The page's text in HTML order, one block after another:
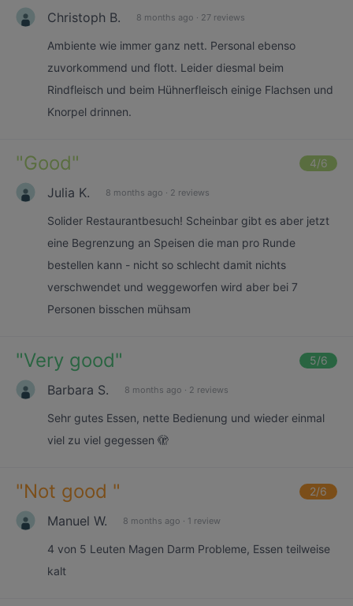
Christoph B. 8 months ago · 27 reviews
Ambiente wie immer ganz nett. Personal ebenso
zuvorkommend und flott. Leider diesmal beim
Rindfleisch und beim Hühnerfleisch einige Flachsen und
Knorpel drinnen.
"Good" 4/6
Julia K. 8 months ago · 2 reviews
Solider Restaurantbesuch! Scheinbar gibt es aber jetzt
eine Begrenzung an Speisen die man pro Runde
bestellen kann - nicht so schlecht damit nichts
verschwendet und weggeworfen wird aber bei 7
Personen bisschen mühsam
"Very good" 5/6
Barbara S. 8 months ago · 2 reviews
Sehr gutes Essen, nette Bedienung und wieder einmal
viel zu viel gegessen 🫣
"Not good " 2/6
Manuel W. 8 months ago · 1 review
4 von 5 Leuten Magen Darm Probleme, Essen teilweise
kalt